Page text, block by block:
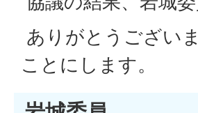
ありがとうござい
ことにします。